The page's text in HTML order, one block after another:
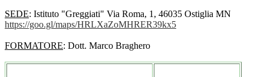
SEDE: Istituto "Greggiati" Via Roma, 1, 46035 Ostiglia MN
https://goo.gl/maps/HRLXaZoMHRER39kx5
FORMATORE: Dott. Marco Braghero